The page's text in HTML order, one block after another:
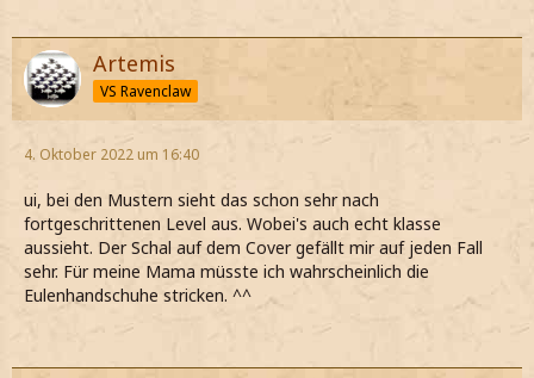
Artemis
VS Ravenclaw
4. Oktober 2022 um 16:40
ui, bei den Mustern sieht das schon sehr nach
fortgeschrittenen Level aus. Wobei's auch echt klasse
aussieht. Der Schal auf dem Cover gefällt mir auf jeden Fall
sehr. Für meine Mama müsste ich wahrscheinlich die
Eulenhandschuhe stricken. ^^